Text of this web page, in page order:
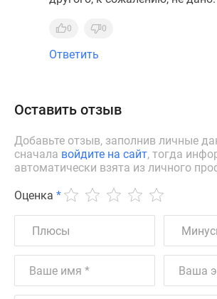
0 0
Ответить
Оставить отзыв
Добавьте отзыв, заполнив личные
сначала войдите на сайт, тогда
автоматически взята из личного
Оценка *